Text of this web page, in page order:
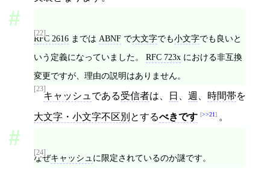
[22]
RFC 2616 までは ABNF で大文字でも小文字でも良いと
いう定義になっていました。 RFC 723x における非互換
変更ですが、理由の説明はありません。
[23]
キャッシュ である受信者は、 日 週 時間帯を
大文字・小文字不区別 とするべきです >>21 。
[24]
なぜキャッシュ に限定されているのか謎です。